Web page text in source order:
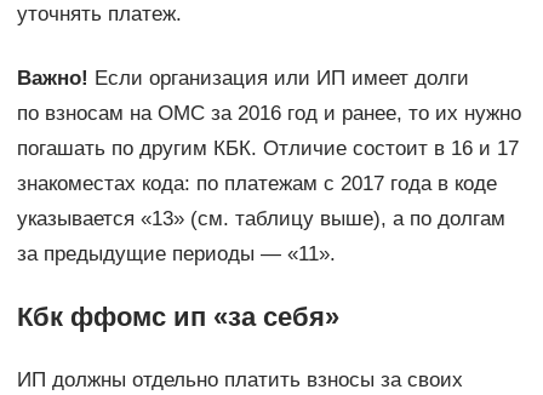
уточнять платеж.
Важно! Если организация или ИП имеет долги
по взносам на ОМС за 2016 год и ранее, то их нужно
погашать по другим КБК. Отличие состоит в 16 и 17
знакоместах кода: по платежам с 2017 года в коде
указывается «13» (см. таблицу выше), а по долгам
за предыдущие периоды — «11».
Кбк ффомс ип «за себя»
ИП должны отдельно платить взносы за своих